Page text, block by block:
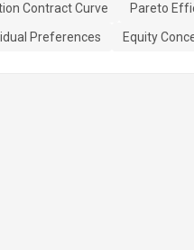
Contract Curve
Pareto
Preferences Equity